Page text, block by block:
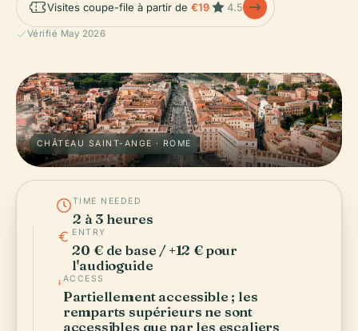
Visites coupe-file à partir de €19 4.5
Vérifié May 2026
CHÂTEAU SAINT-ANGE · ROME
TIME NEEDED
2 à 3 heures
ENTRY
20 € de base / +12 € pour
l'audioguide
ACCESS
Partiellement accessible ; les
remparts supérieurs ne sont
accessibles que par les escaliers